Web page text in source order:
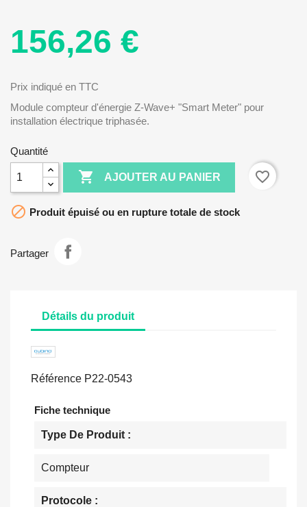
156,26 €
Prix indiqué en TTC
Module compteur d'énergie Z-Wave+ "Smart Meter" pour
installation électrique triphasée.
Quantité
 AJOUTER AU PANIER favorite_border
 Produit épuisé ou en rupture totale de stock
Partager
Détails du produit
Référence P22-0543
Fiche technique
Type De Produit :
Compteur
Protocole :